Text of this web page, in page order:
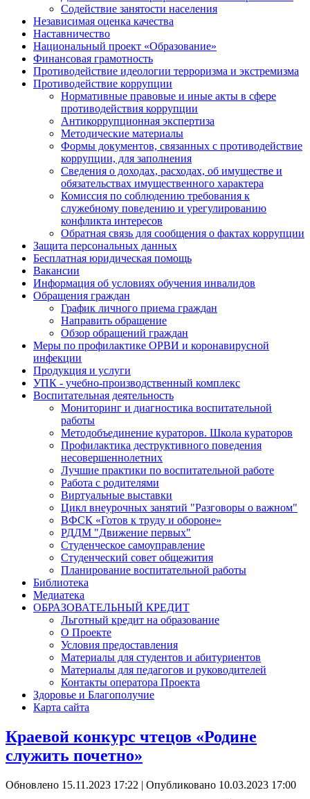
Содействие занятости населения
Независимая оценка качества
Наставничество
Национальный проект «Образование»
Финансовая грамотность
Противодействие идеологии терроризма и экстремизма
Противодействие коррупции
Нормативные правовые и иные акты в сфере
противодействия коррупции
Антикоррупционная экспертиза
Методические материалы
Формы документов, связанных с противодействие
коррупции, для заполнения
Сведения о доходах, расходах, об имуществе и
обязательствах имущественного характера
Комиссия по соблюдению требования к
служебному поведению и урегулированию
конфликта интересов
Обратная связь для сообщения о фактах коррупции
Защита персональных данных
Бесплатная юридическая помощь
Вакансии
Информация об условиях обучения инвалидов
Обращения граждан
График личного приема граждан
Направить обращение
Обзор обращений граждан
Меры по профилактике ОРВИ и коронавирусной
инфекции
Продукция и услуги
УПК - учебно-производственный комплекс
Воспитательная деятельность
Мониторинг и диагностика воспитательной
работы
Методобъединение кураторов. Школа кураторов
Профилактика деструктивного поведения
несовершеннолетних
Лучшие практики по воспитательной работе
Работа с родителями
Виртуальные выставки
Цикл внеурочных занятий "Разговоры о важном"
ВФСК «Готов к труду и обороне»
РДДМ "Движение первых"
Студенческое самоуправление
Студенческий совет общежития
Планирование воспитательной работы
Библиотека
Медиатека
ОБРАЗОВАТЕЛЬНЫЙ КРЕДИТ
Льготный кредит на образование
О Проекте
Условия предоставления
Материалы для студентов и абитуриентов
Материалы для педагогов и руководителей
Контакты оператора Проекта
Здоровье и Благополучие
Карта сайта
Краевой конкурс чтецов «Родине
служить почетно»
Обновлено 15.11.2023 17:22 | Опубликовано 10.03.2023 17:00